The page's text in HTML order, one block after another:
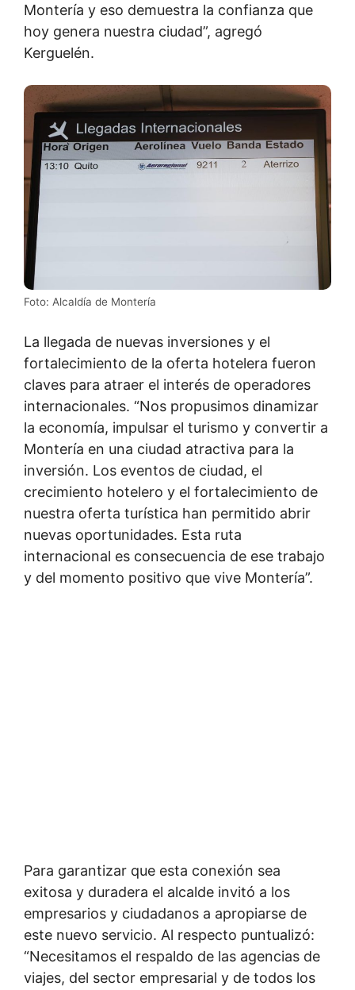
Montería y eso demuestra la confianza que
hoy genera nuestra ciudad”, agregó
Kerguelén.
Foto: Alcaldía de Montería
La llegada de nuevas inversiones y el
fortalecimiento de la oferta hotelera fueron
claves para atraer el interés de operadores
internacionales. “Nos propusimos dinamizar
la economía, impulsar el turismo y convertir a
Montería en una ciudad atractiva para la
inversión. Los eventos de ciudad, el
crecimiento hotelero y el fortalecimiento de
nuestra oferta turística han permitido abrir
nuevas oportunidades. Esta ruta
internacional es consecuencia de ese trabajo
y del momento positivo que vive Montería”.
Para garantizar que esta conexión sea
exitosa y duradera el alcalde invitó a los
empresarios y ciudadanos a apropiarse de
este nuevo servicio. Al respecto puntualizó:
“Necesitamos el respaldo de las agencias de
viajes, del sector empresarial y de todos los